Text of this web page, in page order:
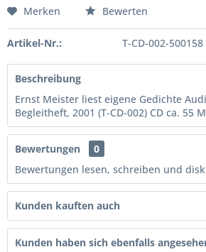
Merken Bewerten
Artikel-Nr.: T-CD-002-500158
Beschreibung
Ernst Meister liest eigene Gedichte
Begleitheft, 2001 (T-CD-002) CD ca. 55
Bewertungen
0
Bewertungen lesen, schreiben und
Kunden kauften auch
Kunden haben sich ebenfalls